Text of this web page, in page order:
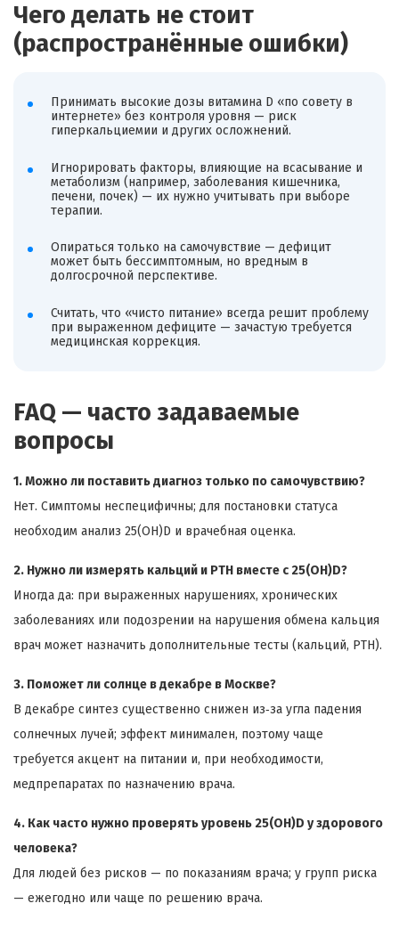
Чего делать не стоит
(распространённые ошибки)
Принимать высокие дозы витамина D «по совету в
интернете» без контроля уровня — риск
гиперкальциемии и других осложнений.
Игнорировать факторы, влияющие на всасывание и
метаболизм (например, заболевания кишечника,
печени, почек) — их нужно учитывать при выборе
терапии.
Опираться только на самочувствие — дефицит
может быть бессимптомным, но вредным в
долгосрочной перспективе.
Считать, что «чисто питание» всегда решит проблему
при выраженном дефиците — зачастую требуется
медицинская коррекция.
FAQ — часто задаваемые
вопросы
1. Можно ли поставить диагноз только по самочувствию?
Нет. Симптомы неспецифичны; для постановки статуса
необходим анализ 25(OH)D и врачебная оценка.
2. Нужно ли измерять кальций и PTH вместе с 25(OH)D?
Иногда да: при выраженных нарушениях, хронических
заболеваниях или подозрении на нарушения обмена кальция
врач может назначить дополнительные тесты (кальций, PTH).
3. Поможет ли солнце в декабре в Москве?
В декабре синтез существенно снижен из‑за угла падения
солнечных лучей; эффект минимален, поэтому чаще
требуется акцент на питании и, при необходимости,
медпрепаратах по назначению врача.
4. Как часто нужно проверять уровень 25(OH)D у здорового
человека?
Для людей без рисков — по показаниям врача; у групп риска
— ежегодно или чаще по решению врача.